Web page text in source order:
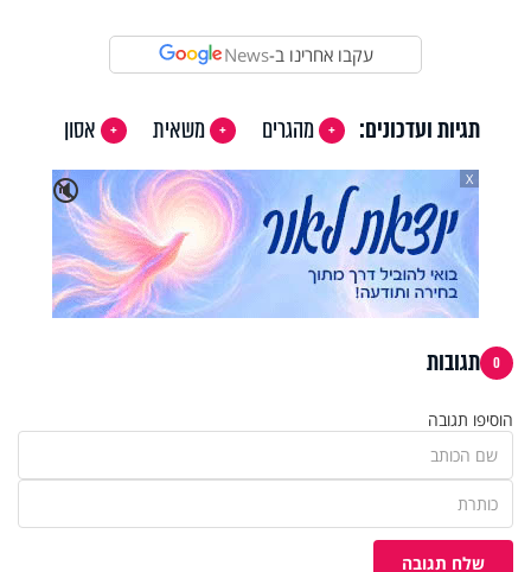
עקבו אחרינו ב-News
תגיות ועדכונים: מהגרים משאית
אסון
🔇
X
0 תגובות
הוסיפו תגובה
שלח תגובה